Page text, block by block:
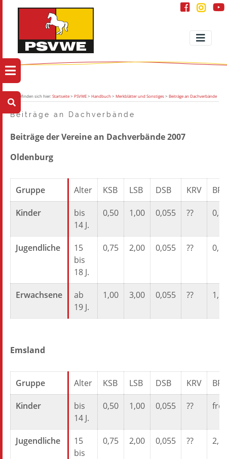
Sie befinden sich hier:Startseite> PSVWE> Handbuch> Merkblätter und Sonstiges> Beiträge an Dachverbände
Beiträge an Dachverbände
Beiträge der Vereine an Dachverbände 2007
Oldenburg
Gruppe Alter KSB LSB DSB KRV BRV
Kinder
bis
14 J.
0,50 1,00 0,055 ??
Jugendliche
15
bis
18 J.
0,75 2,00 0,055 ??
Erwachsene
ab
19 J.
1,00 3,00 0,055 ??
Emsland
Gruppe Alter KSB LSB DSB KRV BRV
Kinder
bis
14 J.
0,50 1,00 0,055 ?? frei
Jugendliche
15
bis
0,75 2,00 0,055 ??